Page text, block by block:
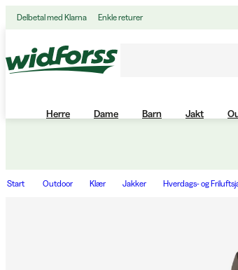
Delbetal med Klarna Enkle returer
Herre Dame Barn Jakt
Start Outdoor Klær Jakker Hverdags- og